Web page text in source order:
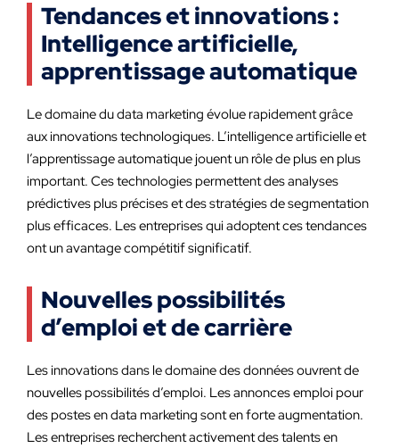
Tendances et innovations :
Intelligence artificielle,
apprentissage automatique
Le domaine du data marketing évolue rapidement grâce
aux innovations technologiques. L’intelligence artificielle et
l’apprentissage automatique jouent un rôle de plus en plus
important. Ces technologies permettent des analyses
prédictives plus précises et des stratégies de segmentation
plus efficaces. Les entreprises qui adoptent ces tendances
ont un avantage compétitif significatif.
Nouvelles possibilités
d’emploi et de carrière
Les innovations dans le domaine des données ouvrent de
nouvelles possibilités d’emploi. Les annonces emploi pour
des postes en data marketing sont en forte augmentation.
Les entreprises recherchent activement des talents en